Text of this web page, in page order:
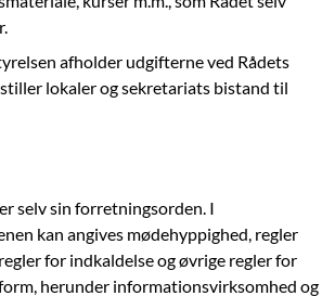
afholder udgifterne ved Rådets
lokaler og sekretariats bistand til
selv sin forretningsorden. I
kan angives mødehyppighed, regler
for indkaldelse og øvrige regler for
herunder informationsvirksomhed og